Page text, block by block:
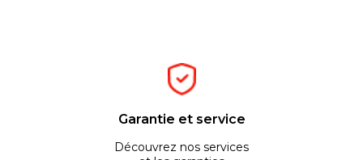
Garantie et service
Découvrez nos services